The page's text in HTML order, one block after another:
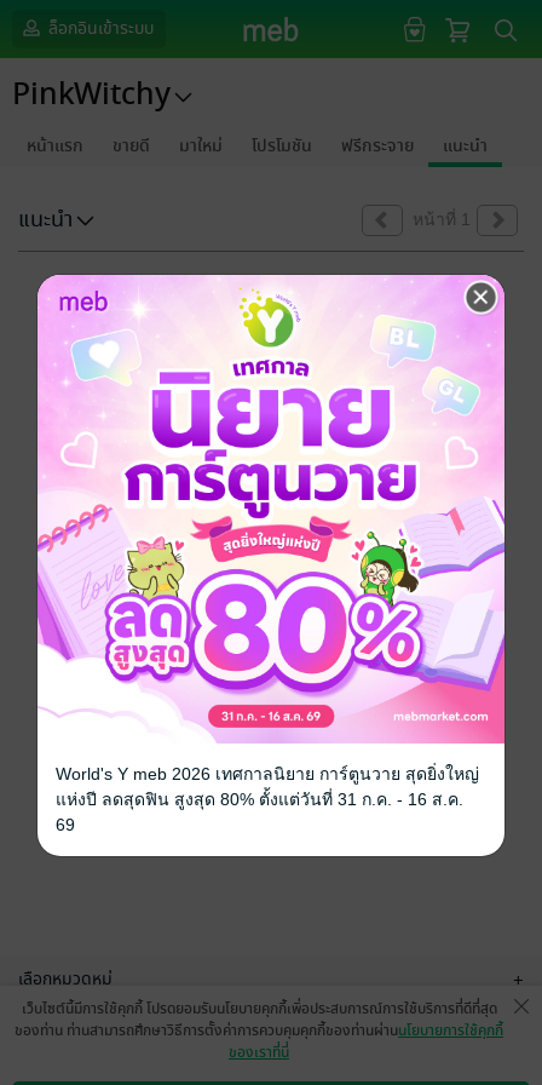
ล็อกอินเข้าระบบ
PinkWitchy
หน้าแรก ขายดี มาใหม่ โปรโมชัน ฟรีกระจาย แนะนำ
แนะนำ หน้าที่ 1
ขออภัยด้วยนะคะ
ไม่พบข้อมูลในหัวข้อที่คุณกำลังชมค่ะ
เลือกหมวดหมู่ +
บริการช่วยเหลือ
เว็บไซต์นี้มีการใช้คุกกี้ โปรดยอมรับนโยบายคุกกี้เพื่อประสบการณ์การใช้บริการที่ดีที่สุด
ของท่าน ท่านสามารถศึกษาวิธีการตั้งค่าการควบคุมคุกกี้ของท่านผ่านนโยบายการใช้คุกกี้
ของเราที่นี่
World's Y meb 2026 เทศกาลนิยาย การ์ตูนวาย สุดยิ่งใหญ่
แห่งปี ลดสุดฟิน สูงสุด 80% ตั้งแต่วันที่ 31 ก.ค. - 16 ส.ค.
69